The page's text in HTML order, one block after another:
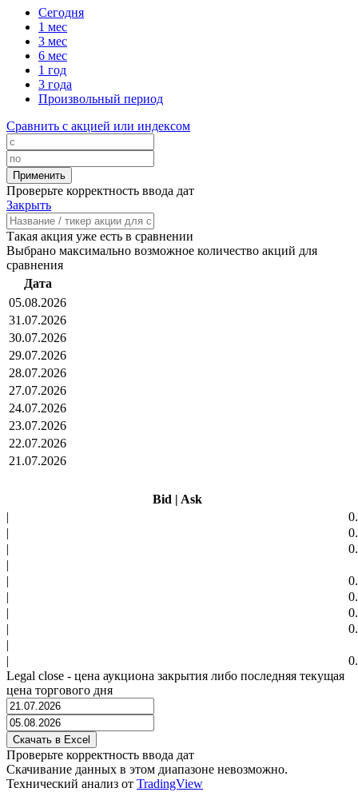
Сегодня
1 мес
3 мес
6 мес
1 год
3 года
Произвольный период
Сравнить с акцией или индексом
Проверьте корректность ввода дат
Закрыть
Такая акция уже есть в сравнении
Выбрано максимально возможное количество акций для
сравнения
Дата
05.08.2026
31.07.2026
30.07.2026
29.07.2026
28.07.2026
27.07.2026
24.07.2026
23.07.2026
22.07.2026
21.07.2026
Bid | Ask
|
|
|
|
|
|
|
|
|
|
Legal close - цена аукциона закрытия либо последняя текущая
цена торгового дня
Проверьте корректность ввода дат
Скачивание данных в этом диапазоне невозможно.
Технический анализ от TradingView